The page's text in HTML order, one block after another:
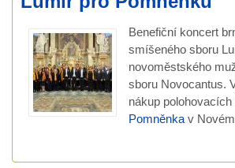
Benefiční koncert
smíšeného sboru
novoměstského
sboru Novocantus.
nákup
Pomněnka v